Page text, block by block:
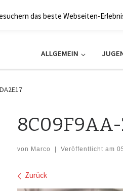
BRK
ALLGEMEIN
von Marco Veröffentlicht am
Bilder
Zurück
das beste Webseiten-